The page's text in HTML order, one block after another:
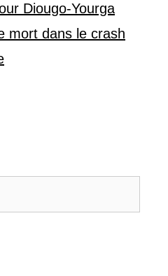
Diougo-Yourga
mort dans le crash